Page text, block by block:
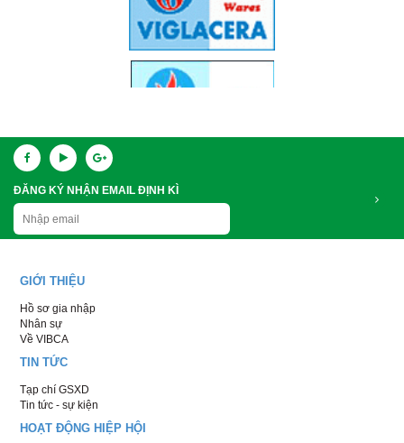
ĐĂNG KÝ NHẬN EMAIL ĐỊNH KÌ
GIỚI THIỆU
Hồ sơ gia nhập
Nhân sự
Về VIBCA
TIN TỨC
Tạp chí GSXD
Tin tức - sự kiện
HOẠT ĐỘNG HIỆP HỘI